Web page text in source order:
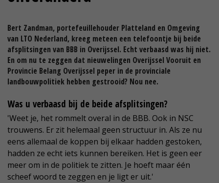
Bert Zandman, portefeuillehouder Platteland en Omgeving
van LTO Nederland, kreeg meteen een telefoontje bij beide
afsplitsingen van BBB in Overijssel. Echt verbaasd was hij niet.
En om nu te zeggen dat nieuwelingen Overijssel Vooruit en
Provincie Belang Overijssel peper in de provinciale
landbouwpolitiek hebben gestrooid? Nou nee.
Was u verbaasd bij de beide afsplitsingen?
'Weet je, het rommelt overal in de BBB. Ook in NSC
trouwens. Er zit helemaal geen structuur in. Als ze nu
eens allemaal de koppen bij elkaar hadden gestoken,
hadden ze echt iets kunnen bereiken. Het is geen eer
meer om in de politiek te zitten. Je hoeft maar één
scheef woord te zeggen en je ligt er uit.'